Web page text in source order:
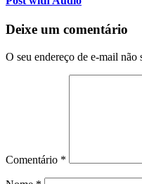
Deixe um comentário
O seu endereço de e-mail não
Comentário *